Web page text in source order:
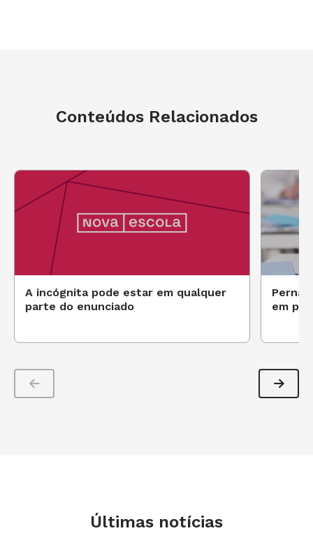
Conteúdos Relacionados
A incógnita pode estar em qualquer
parte do enunciado
em
Últimas notícias